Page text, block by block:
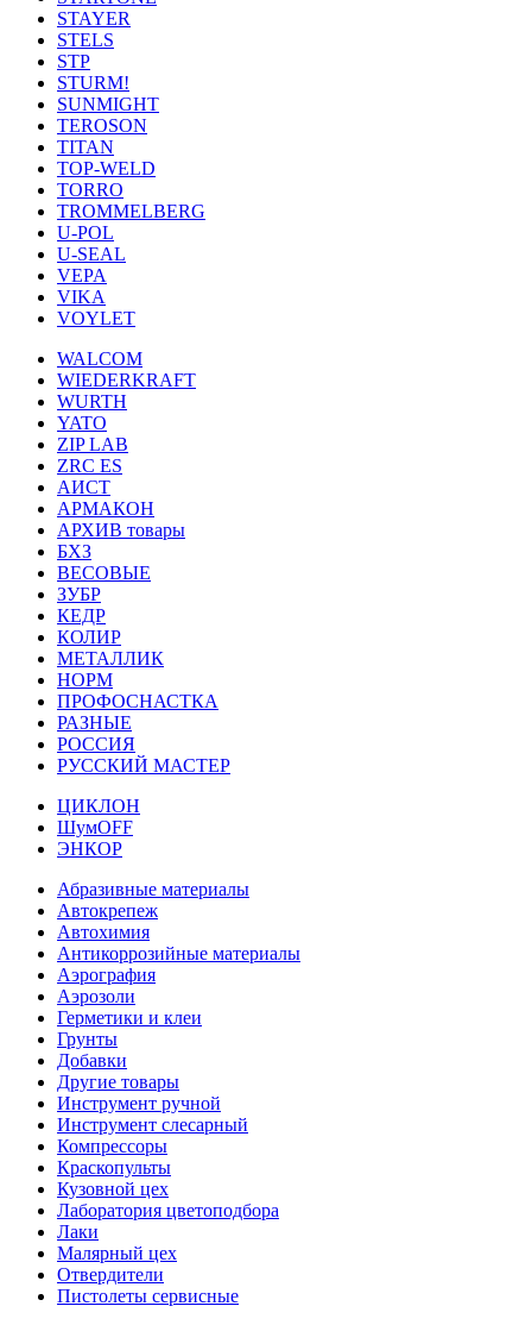
STAYER
STELS
STP
STURM!
SUNMIGHT
TEROSON
TITAN
TOP-WELD
TORRO
TROMMELBERG
U-POL
U-SEAL
VEPA
VIKA
VOYLET
WALCOM
WIEDERKRAFT
WURTH
YATO
ZIP LAB
ZRC ES
АИСТ
АРМАКОН
АРХИВ товары
БХЗ
ВЕСОВЫЕ
ЗУБР
КЕДР
КОЛИР
МЕТАЛЛИК
НОРМ
ПРОФОСНАСТКА
РАЗНЫЕ
РОССИЯ
РУССКИЙ МАСТЕР
ЦИКЛОН
ШумOFF
ЭНКОР
Абразивные материалы
Автокрепеж
Автохимия
Антикоррозийные материалы
Аэрография
Аэрозоли
Герметики и клеи
Грунты
Добавки
Другие товары
Инструмент ручной
Инструмент слесарный
Компрессоры
Краскопульты
Кузовной цех
Лаборатория цветоподбора
Лаки
Малярный цех
Отвердители
Пистолеты сервисные